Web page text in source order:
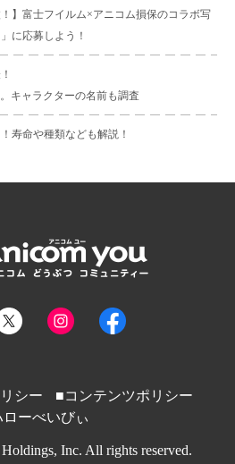
】富士フイルム×アニコム損保のコラボ写
に応募しよう！
キャラクターの名前も調査
寿命や種類なども解説！
シー
■コンテンツポリシー
ローべいびぃ
Inc. All rights reserved.